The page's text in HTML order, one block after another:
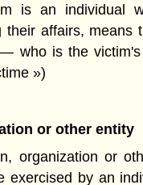
is an individual
their affairs,
who is the
»)
or other entity
organization or
exercised by an